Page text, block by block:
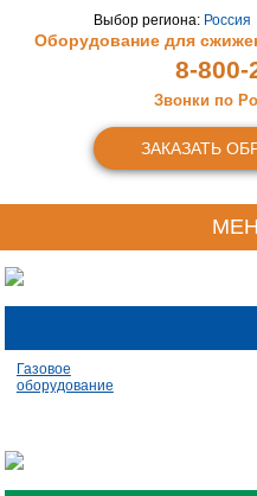
Выбор региона: Россия
Оборудование для
8-800-
Звонки по
ЗАКАЗАТЬ
Газовое
оборудование